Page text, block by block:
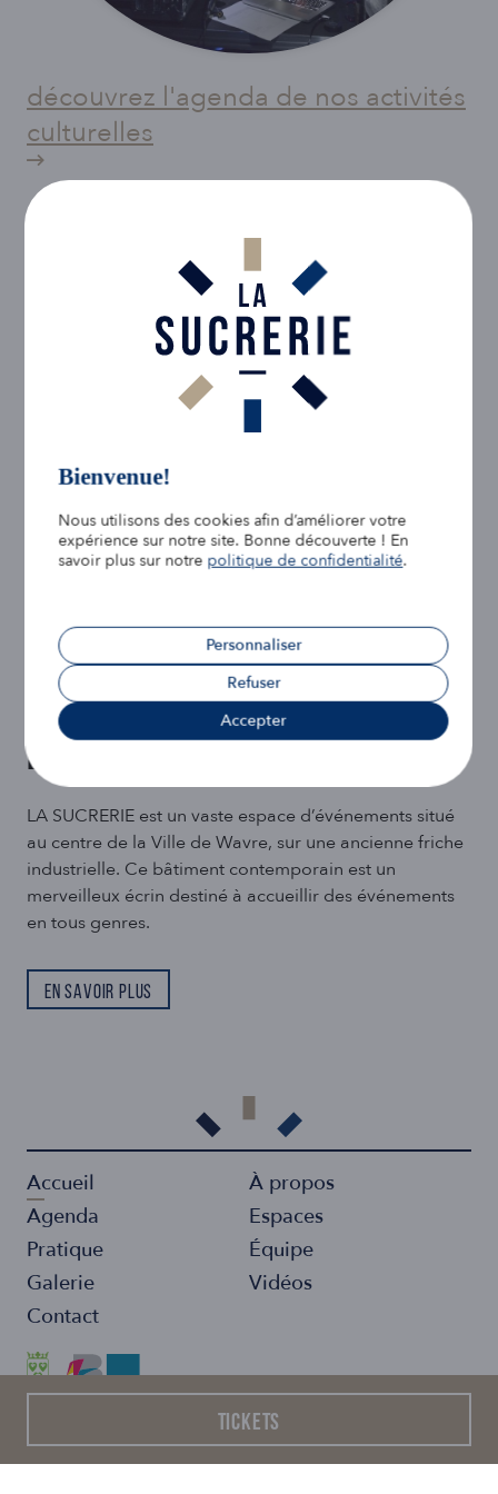
Découvrez l'agenda de nos activités
culturelles
Organiser un événement au centre du
Brabant wallon
LA SUCRERIE est un vaste espace d’événements situé
au centre de la Ville de Wavre, sur une ancienne friche
industrielle. Ce bâtiment contemporain est un
merveilleux écrin destiné à accueillir des événements
en tous genres.
En savoir plus
Accueil
À propos
Agenda
Espaces
Pratique
Équipe
Galerie
Vidéos
Contact
Conditions générales de vente
Politique de confidentialité
Tickets
Bienvenue!
Nous utilisons des cookies afin d’améliorer votre
expérience sur notre site. Bonne découverte ! En
savoir plus sur notre politique de confidentialité.
Personnaliser
Refuser
Accepter